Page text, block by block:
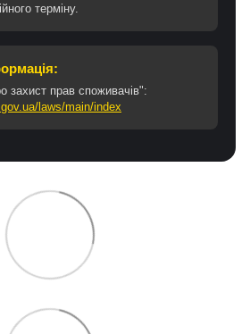
терміну.
захист прав споживачів":
laws/main/index